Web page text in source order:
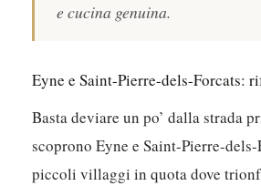
e cucina genuina.
Eyne e Saint-Pierre-dels-Forcats:
Basta deviare un po’ dalla strada
scoprono Eyne e Saint-Pierre-dels-
piccoli villaggi in quota dove